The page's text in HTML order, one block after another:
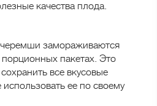
качества плода.
замораживаются
пакетах. Это
все вкусовые
использовать ее по своему